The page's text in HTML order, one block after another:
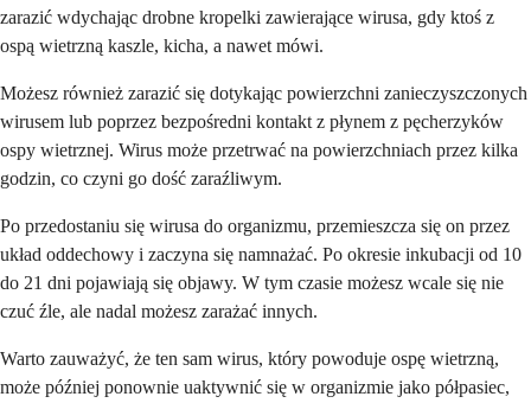
zarazić wdychając drobne kropelki zawierające wirusa, gdy ktoś z
ospą wietrzną kaszle, kicha, a nawet mówi.
Możesz również zarazić się dotykając powierzchni zanieczyszczonych
wirusem lub poprzez bezpośredni kontakt z płynem z pęcherzyków
ospy wietrznej. Wirus może przetrwać na powierzchniach przez kilka
godzin, co czyni go dość zaraźliwym.
Po przedostaniu się wirusa do organizmu, przemieszcza się on przez
układ oddechowy i zaczyna się namnażać. Po okresie inkubacji od 10
do 21 dni pojawiają się objawy. W tym czasie możesz wcale się nie
czuć źle, ale nadal możesz zarażać innych.
Warto zauważyć, że ten sam wirus, który powoduje ospę wietrzną,
może później ponownie uaktywnić się w organizmie jako półpasiec,